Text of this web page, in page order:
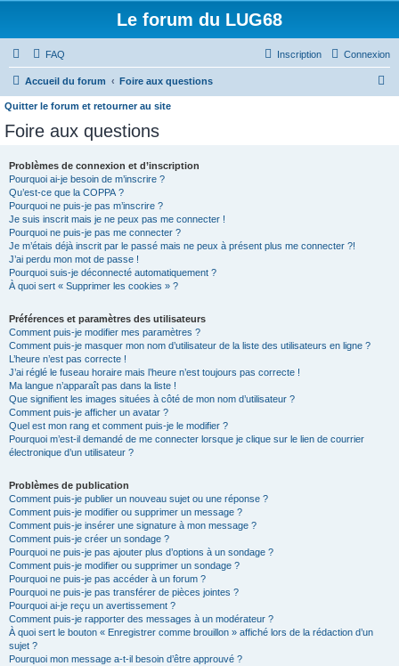
Le forum du LUG68
FAQ Connexion
Inscription
Accueil du forum Foire aux questions
Quitter le forum et retourner au site
Foire aux questions
Problèmes de connexion et d’inscription
Pourquoi ai-je besoin de m’inscrire ?
Qu’est-ce que la COPPA ?
Pourquoi ne puis-je pas m’inscrire ?
Je suis inscrit mais je ne peux pas me connecter !
Pourquoi ne puis-je pas me connecter ?
Je m’étais déjà inscrit par le passé mais ne peux à présent plus me connecter ?!
J’ai perdu mon mot de passe !
Pourquoi suis-je déconnecté automatiquement ?
À quoi sert « Supprimer les cookies » ?
Préférences et paramètres des utilisateurs
Comment puis-je modifier mes paramètres ?
Comment puis-je masquer mon nom d’utilisateur de la liste des utilisateurs en ligne ?
L’heure n’est pas correcte !
J’ai réglé le fuseau horaire mais l’heure n’est toujours pas correcte !
Ma langue n’apparaît pas dans la liste !
Que signifient les images situées à côté de mon nom d’utilisateur ?
Comment puis-je afficher un avatar ?
Quel est mon rang et comment puis-je le modifier ?
Pourquoi m’est-il demandé de me connecter lorsque je clique sur le lien de courrier
électronique d’un utilisateur ?
Problèmes de publication
Comment puis-je publier un nouveau sujet ou une réponse ?
Comment puis-je modifier ou supprimer un message ?
Comment puis-je insérer une signature à mon message ?
Comment puis-je créer un sondage ?
Pourquoi ne puis-je pas ajouter plus d’options à un sondage ?
Comment puis-je modifier ou supprimer un sondage ?
Pourquoi ne puis-je pas accéder à un forum ?
Pourquoi ne puis-je pas transférer de pièces jointes ?
Pourquoi ai-je reçu un avertissement ?
Comment puis-je rapporter des messages à un modérateur ?
À quoi sert le bouton « Enregistrer comme brouillon » affiché lors de la rédaction d’un
sujet ?
Pourquoi mon message a-t-il besoin d’être approuvé ?